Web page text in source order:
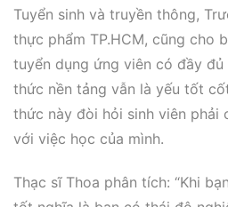
Tuyển sinh và truyền thông,
thực phẩm TP.HCM, cũng cho
tuyển dụng ứng viên có đầy
thức nền tảng vẫn là yếu tốt
thức này đòi hỏi sinh viên phải
với việc học của mình.
Thạc sĩ Thoa phân tích: “Khi